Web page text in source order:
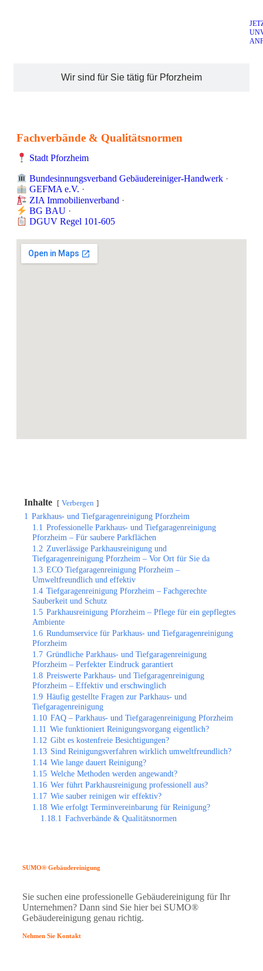
Wir sind für Sie tätig für Pforzheim
Fachverbände & Qualitätsnormen
Stadt Pforzheim
Bundesinnungsverband Gebäudereiniger-Handwerk ·
GEFMA e.V. ·
ZIA Immobilienverband ·
BG BAU ·
DGUV Regel 101-605
Inhalte Verbergen
1 Parkhaus- und Tiefgaragenreinigung Pforzheim
1.1 Professionelle Parkhaus- und Tiefgaragenreinigung
Pforzheim – Für saubere Parkflächen
1.2 Zuverlässige Parkhausreinigung und
Tiefgaragenreinigung Pforzheim – Vor Ort für Sie da
1.3 ECO Tiefgaragenreinigung Pforzheim –
Umweltfreundlich und effektiv
1.4 Tiefgaragenreinigung Pforzheim – Fachgerechte
Sauberkeit und Schutz
1.5 Parkhausreinigung Pforzheim – Pflege für ein gepflegtes
Ambiente
1.6 Rundumservice für Parkhaus- und Tiefgaragenreinigung
Pforzheim
1.7 Gründliche Parkhaus- und Tiefgaragenreinigung
Pforzheim – Perfekter Eindruck garantiert
1.8 Preiswerte Parkhaus- und Tiefgaragenreinigung
Pforzheim – Effektiv und erschwinglich
1.9 Häufig gestellte Fragen zur Parkhaus- und
Tiefgaragenreinigung
1.10 FAQ – Parkhaus- und Tiefgaragenreinigung Pforzheim
1.11 Wie funktioniert Reinigungsvorgang eigentlich?
1.12 Gibt es kostenfreie Besichtigungen?
1.13 Sind Reinigungsverfahren wirklich umweltfreundlich?
1.14 Wie lange dauert Reinigung?
1.15 Welche Methoden werden angewandt?
1.16 Wer führt Parkhausreinigung professionell aus?
1.17 Wie sauber reinigen wir effektiv?
1.18 Wie erfolgt Terminvereinbarung für Reinigung?
1.18.1 Fachverbände & Qualitätsnormen
SUMO® Gebäudereinigung
Sie suchen eine professionelle Gebäudereinigung für Ihr
Unternehmen? Dann sind Sie hier bei SUMO®
Gebäudereinigung genau richtig.
Nehmen Sie Kontakt